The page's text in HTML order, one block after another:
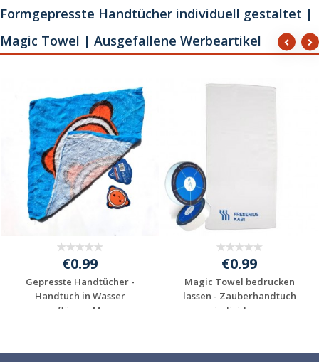
Formgepresste Handtücher individuell gestaltet |
Magic Towel | Ausgefallene Werbeartikel
€0.99
Gepresste Handtücher -
Handtuch in Wasser
auflösen - Ma...
anfragen
€0.99
Magic Towel bedrucken
lassen - Zauberhandtuch
individue...
anfragen